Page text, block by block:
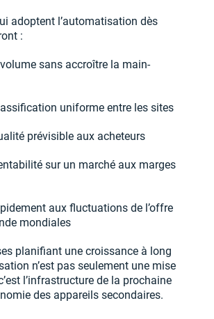
adoptent l’automatisation dès
:
sans accroître la main-
uniforme entre les sites
prévisible aux acheteurs
sur un marché aux marges
aux fluctuations de l’offre
mondiales
planifiant une croissance à long
n’est pas seulement une mise
l’infrastructure de la prochaine
des appareils secondaires.